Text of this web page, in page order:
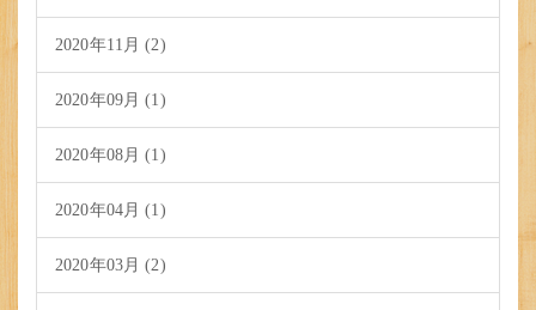
2020年11月 (2)
2020年09月 (1)
2020年08月 (1)
2020年04月 (1)
2020年03月 (2)